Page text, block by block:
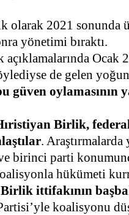
olarak 2021 sonunda
yönetimi bıraktı.
açıklamalarında Ocak
de gelen
güven oylamasının
Birlik,
.
birinci parti
hükümeti
ittifakının
koalisyonu